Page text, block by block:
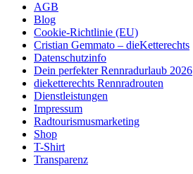
AGB
Blog
Cookie-Richtlinie (EU)
Cristian Gemmato – dieKetterechts
Datenschutzinfo
Dein perfekter Rennradurlaub 2026
dieketterechts Rennradrouten
Dienstleistungen
Impressum
Radtourismusmarketing
Shop
T-Shirt
Transparenz